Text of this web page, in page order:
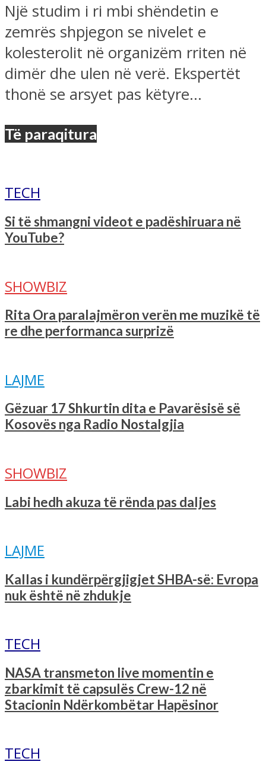
Një studim i ri mbi shëndetin e
zemrës shpjegon se nivelet e
kolesterolit në organizëm rriten në
dimër dhe ulen në verë. Ekspertët
thonë se arsyet pas këtyre...
Të paraqitura
TECH
Si të shmangni videot e padëshiruara në
YouTube?
SHOWBIZ
Rita Ora paralajmëron verën me muzikë të
re dhe performanca surprizë
LAJME
Gëzuar 17 Shkurtin dita e Pavarësisë së
Kosovës nga Radio Nostalgjia
SHOWBIZ
Labi hedh akuza të rënda pas daljes
LAJME
Kallas i kundërpërgjigjet SHBA-së: Evropa
nuk është në zhdukje
TECH
NASA transmeton live momentin e
zbarkimit të capsulës Crew-12 në
Stacionin Ndërkombëtar Hapësinor
TECH